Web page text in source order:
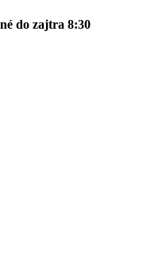
do zajtra 8:30